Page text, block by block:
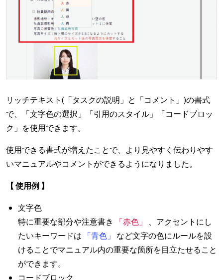
リッチテキスト(「タスクの説明」と「コメント」)の書式
で、「文字色の選択」「引用のスタイル」「コードブロッ
ク」を使用できます。
使用できる書式が増えたことで、より見やすく伝わりやす
いマニュアルやコメントができるようになりました。
【 使用例 】
文字色
特に重要な部分や注意書き
「赤色」
、アクセントにし
たいキーワードは
「青色」
など文字の色にルールを設
けることでマニュアル内の重要な箇所を目立たせること
ができます。
コードブロック